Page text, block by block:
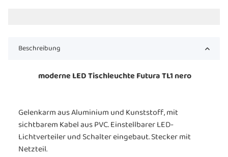
Beschreibung
moderne LED Tischleuchte Futura TL1 nero
Gelenkarm aus Aluminium und Kunststoff, mit
sichtbarem Kabel aus PVC. Einstellbarer LED-
Lichtverteiler und Schalter eingebaut. Stecker mit
Netzteil.